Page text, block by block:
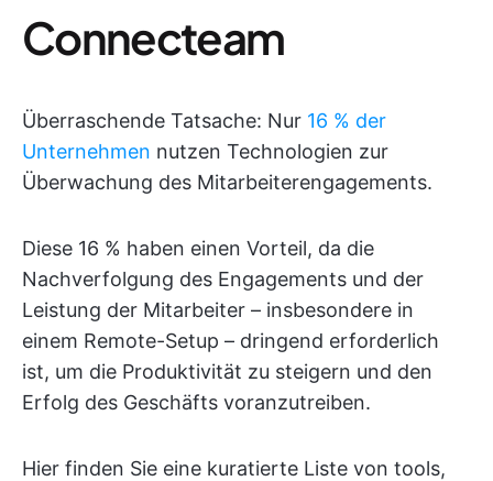
Connecteam
Überraschende Tatsache: Nur 16 % der
Unternehmen nutzen Technologien zur
Überwachung des Mitarbeiterengagements.
Diese 16 % haben einen Vorteil, da die
Nachverfolgung des Engagements und der
Leistung der Mitarbeiter – insbesondere in
einem Remote-Setup – dringend erforderlich
ist, um die Produktivität zu steigern und den
Erfolg des Geschäfts voranzutreiben.
Hier finden Sie eine kuratierte Liste von tools,